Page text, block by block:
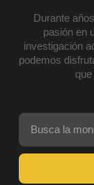
Durante
pasión en
investigación
podemos